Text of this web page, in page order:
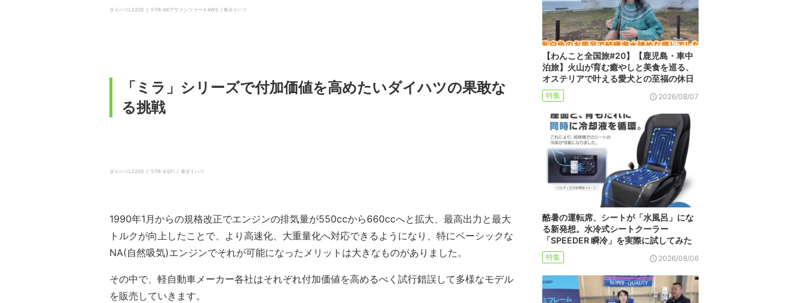
ダイハツL220S ミラTR-XXアヴァンツァート4WS / ©ダイハツ
「ミラ」シリーズで付加価値を高めたいダイハツの果敢な
る挑戦
ダイハツL220S ミラTR-4 EFI / ©ダイハツ
1990年1月からの規格改正でエンジンの排気量が550ccから660ccへと拡大、最高出力と最大
トルクが向上したことで、より高速化、大重量化へ対応できるようになり、特にベーシックな
NA(自然吸気)エンジンでそれが可能になったメリットは大きなものがありました。
その中で、軽自動車メーカー各社はそれぞれ付加価値を高めるべく試行錯誤して多様なモデル
を販売していきます。
【わんこと全国旅#20】【鹿児島・車中
泊旅】火山が育む癒やしと美食を巡る、
オステリアで叶える愛犬との至福の休日
特集 2026/08/07
酷暑の運転席、シートが「水風呂」にな
る新発想。水冷式シートクーラー
「SPEEDER 瞬冷」を実際に試してみた
特集 2026/08/06